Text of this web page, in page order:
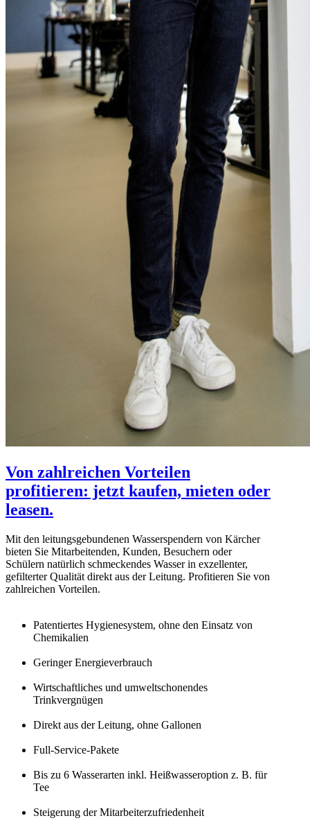
Von zahlreichen Vorteilen
profitieren: jetzt kaufen, mieten oder
leasen.
Mit den leitungsgebundenen Wasserspendern von Kärcher
bieten Sie Mitarbeitenden, Kunden, Besuchern oder
Schülern natürlich schmeckendes Wasser in exzellenter,
gefilterter Qualität direkt aus der Leitung. Profitieren Sie von
zahlreichen Vorteilen.
Patentiertes Hygienesystem, ohne den Einsatz von
Chemikalien
Geringer Energieverbrauch
Wirtschaftliches und umweltschonendes
Trinkvergnügen
Direkt aus der Leitung, ohne Gallonen
Full-Service-Pakete
Bis zu 6 Wasserarten inkl. Heißwasseroption z. B. für
Tee
Steigerung der Mitarbeiterzufriedenheit